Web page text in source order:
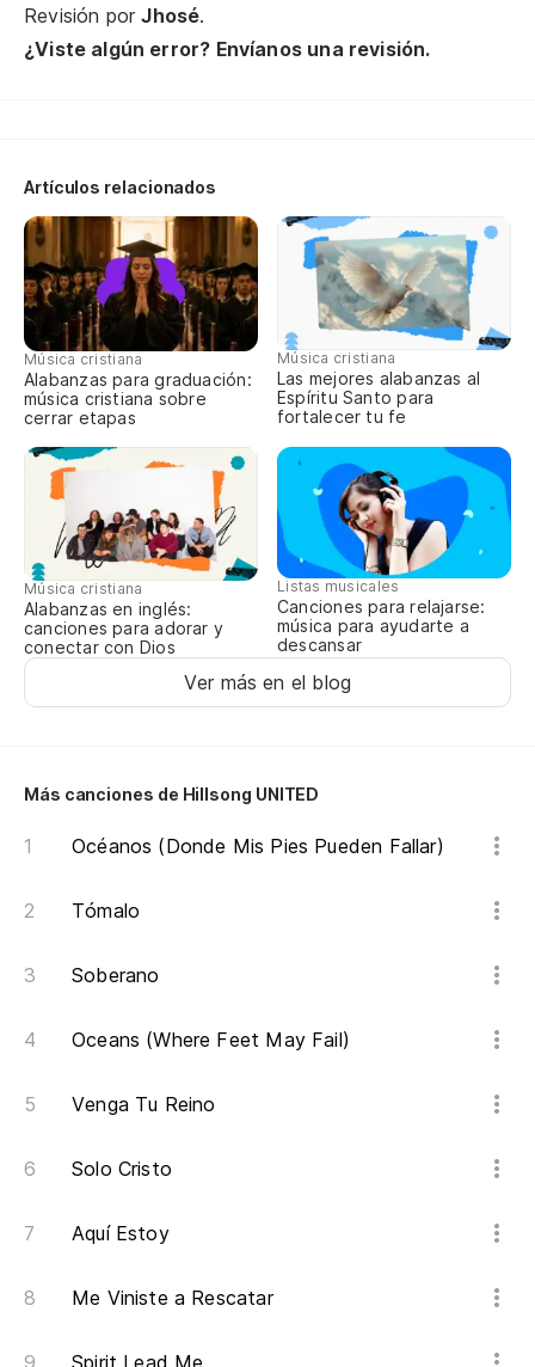
Revisión porJhosé.
¿Viste algún error? Envíanos una revisión.
Artículos relacionados
Música cristiana
Alabanzas para graduación:
música cristiana sobre
cerrar etapas
Música cristiana
Las mejores alabanzas al
Espíritu Santo para
fortalecer tu fe
Música cristiana
Alabanzas en inglés:
canciones para adorar y
conectar con Dios
Listas musicales
Canciones para relajarse:
música para ayudarte a
descansar
Ver más en el blog
Más canciones de Hillsong UNITED
Océanos (Donde Mis Pies Pueden Fallar)
Tómalo
Soberano
Oceans (Where Feet May Fail)
Venga Tu Reino
Solo Cristo
Aquí Estoy
Me Viniste a Rescatar